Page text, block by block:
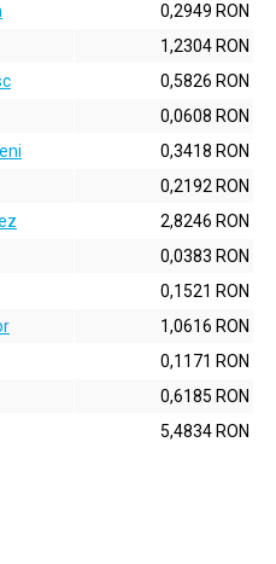
0,2949 RON
1,2304 RON
0,5826 RON
0,0608 RON
0,3418 RON
0,2192 RON
2,8246 RON
0,0383 RON
0,1521 RON
1,0616 RON
0,1171 RON
0,6185 RON
5,4834 RON